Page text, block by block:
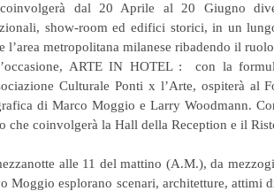
dal 20 Aprile al 20 Giugno
show-room ed edifici storici, in un
l’area metropolitana milanese ribadendo il
ARTE IN HOTEL :  con la
Culturale Ponti x l’Arte, ospiterà al
di Marco Moggio e Larry Woodmann.
che coinvolgerà la Hall della Reception e il
alle 11 del mattino (A.M.), da
Moggio esplorano scenari, architetture, attimi